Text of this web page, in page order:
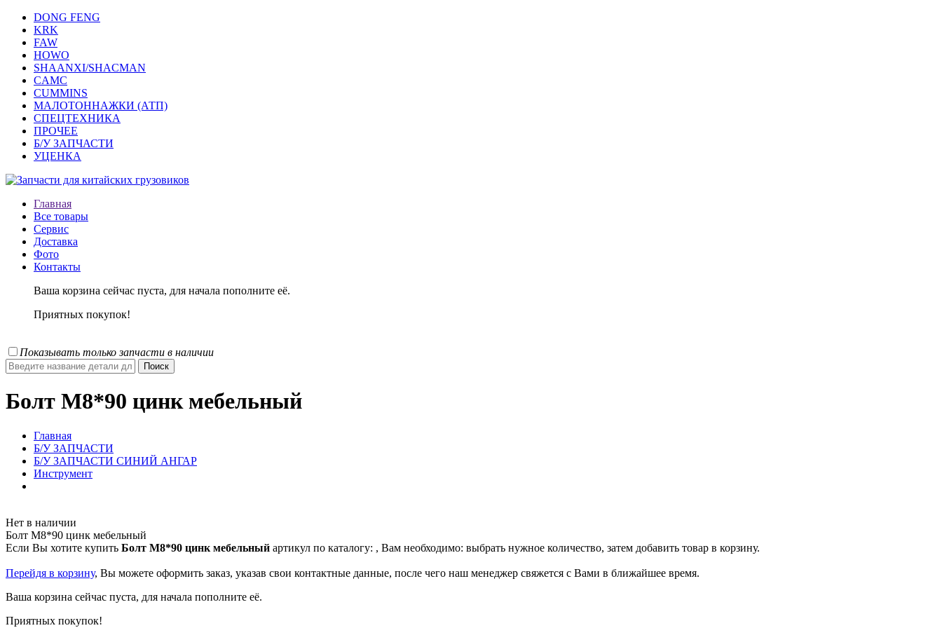
DONG FENG
KRK
FAW
HOWO
SHAANXI/SHACMAN
CAMC
CUMMINS
МАЛОТОННАЖКИ (АТП)
СПЕЦТЕХНИКА
ПРОЧЕЕ
Б/У ЗАПЧАСТИ
УЦЕНКА
Главная
Все товары
Сервис
Доставка
Фото
Контакты
Ваша корзина сейчас пуста, для начала пополните её.
Приятных покупок!
Показывать только запчасти в наличии
Болт М8*90 цинк мебельный
Главная
Б/У ЗАПЧАСТИ
Б/У ЗАПЧАСТИ СИНИЙ АНГАР
Инструмент
Нет в наличии
Болт М8*90 цинк мебельный
Если Вы хотите купить Болт М8*90 цинк мебельный артикул по каталогу: , Вам необходимо: выбрать нужное количество, затем добавить товар в корзину.
Перейдя в корзину, Вы можете оформить заказ, указав свои контактные данные, после чего наш менеджер свяжется с Вами в ближайшее время.
Ваша корзина сейчас пуста, для начала пополните её.
Приятных покупок!